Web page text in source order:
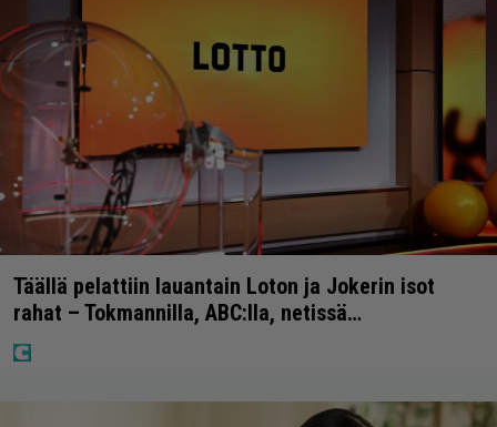
Täällä pelattiin lauantain Loton ja Jokerin isot
rahat – Tokmannilla, ABC:lla, netissä…